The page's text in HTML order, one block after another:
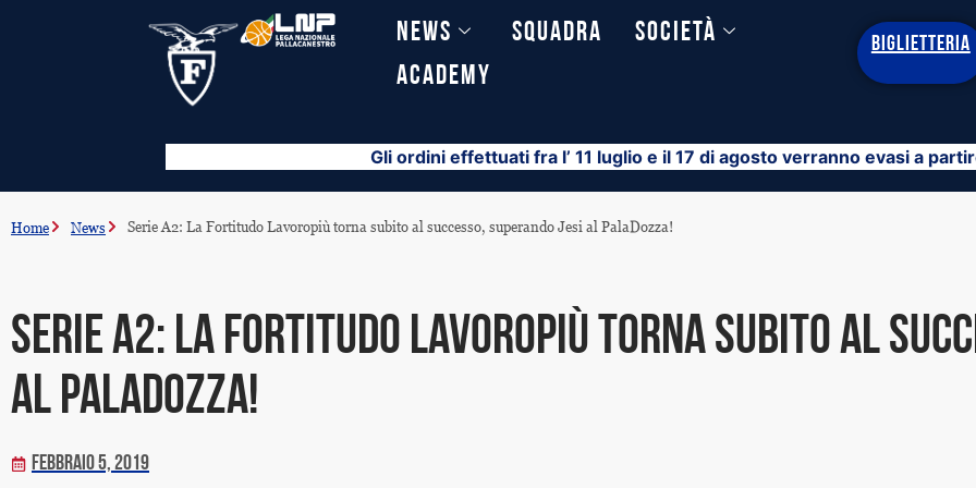
News Squadra
Società
Academy
BIGLIETTERIA
Gli ordini effettuati fra l’ 11 luglio e il 17 di agosto verranno evasi a
Home News Serie A2: La Fortitudo Lavoropiù torna subito al successo, superando Jesi al PalaDozza!
Serie A2: La Fortitudo Lavoropiù torna subito al
al PalaDozza!
Febbraio 5, 2019